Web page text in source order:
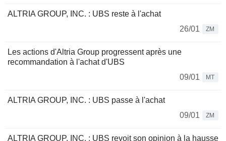
ALTRIA GROUP, INC. : UBS reste à l'achat
26/01
ZM
Les actions d'Altria Group progressent après une
recommandation à l'achat d'UBS
09/01
MT
ALTRIA GROUP, INC. : UBS passe à l'achat
09/01
ZM
ALTRIA GROUP, INC. : UBS revoit son opinion à la hausse